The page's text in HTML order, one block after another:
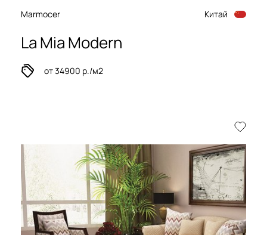
Marmocer Китай
La Mia Modern
от 34900 р./м2